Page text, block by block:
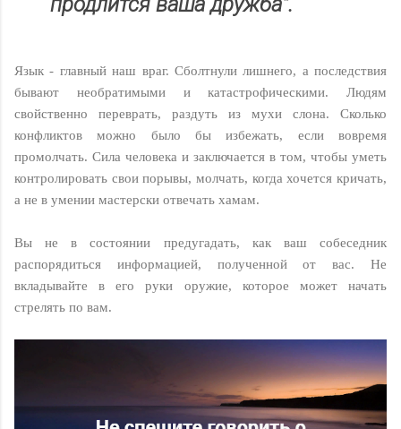
Язык - главный наш враг. Сболтнули лишнего, а последствия
бывают необратимыми и катастрофическими. Людям
свойственно переврать, раздуть из мухи слона. Сколько
конфликтов можно было бы избежать, если вовремя
промолчать. Сила человека и заключается в том, чтобы уметь
контролировать свои порывы, молчать, когда хочется кричать,
а не в умении мастерски отвечать хамам.
Вы не в состоянии предугадать, как ваш собеседник
распорядиться информацией, полученной от вас. Не
вкладывайте в его руки оружие, которое может начать
стрелять по вам.